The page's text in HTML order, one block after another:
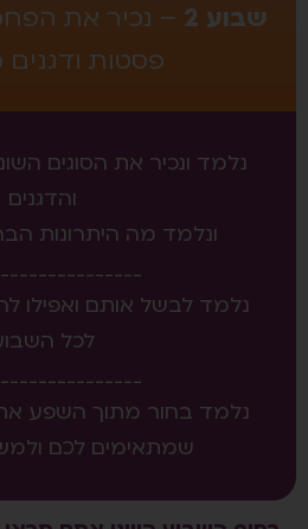
שבוע 2
– נכיר את
פסטות
נלמד ונכיר את הסוגים
והדגנים
ונלמד מה היתרונות
נלמד לבשל אותם ואפילו
לכל
נלמד בחור מתוך השפע
שמתאימים לכם